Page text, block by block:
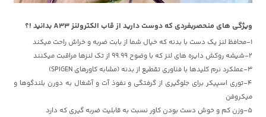
ویژگی های منحصربفردی که دوست دارید از قاب الکترولنز A33 بدانید ! ؟
1-محافظ لنز یک دست با بدنه که خیال شما از بابت ضربه و خراش راحت میکند
2-شیشه روکش دایره های لنز که با وضوح 99.99 از تک لنزها مراقبت میکنند
3-عملکرد نرم کلیدها با فناوری تقطیع از بدنه (مشابه کاورهای SPIGEN)
4-توری اسپیکر برای جلوگیری از گرفتگی و نفوذ آت و آشغال به دورن بلندگوها و
میکروفن
5-وزن کم و خوش دست بودن کاور نسبت به قابلیت ضربه گیری که دارد